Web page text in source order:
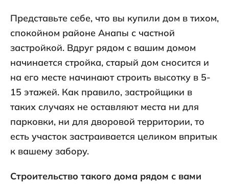
Представьте себе, что вы купили дом в тихом,
спокойном районе Анапы с частной
застройкой. Вдруг рядом с вашим домом
начинается стройка, старый дом сносится и
на его месте начинают строить высотку в 5-
15 этажей. Как правило, застройщики в
таких случаях не оставляют места ни для
парковки, ни для дворовой территории, то
есть участок застраивается целиком впритык
к вашему забору.
Строительство такого дома рядом с вами